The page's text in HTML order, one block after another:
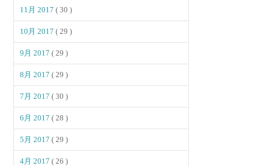
11月 2017( 30 )
10月 2017( 29 )
9月 2017( 29 )
8月 2017( 29 )
7月 2017( 30 )
6月 2017( 28 )
5月 2017( 29 )
4月 2017( 26 )